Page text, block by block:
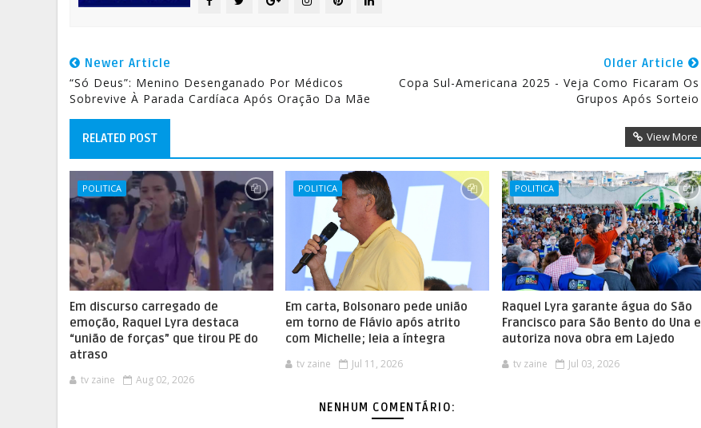
Newer Article
“Só Deus”: Menino Desenganado Por Médicos
Sobrevive À Parada Cardíaca Após Oração Da Mãe
Older Article
Copa Sul-Americana 2025 - Veja Como Ficaram Os
Grupos Após Sorteio
RELATED POST View More
POLITICA
Em discurso carregado de
emoção, Raquel Lyra destaca
“união de forças” que tirou PE do
atraso
tv zaine Aug 02, 2026
POLITICA
Em carta, Bolsonaro pede união
em torno de Flávio após atrito
com Michelle; leia a íntegra
tv zaine Jul 11, 2026
POLITICA
Raquel Lyra garante água do São
Francisco para São Bento do Una e
autoriza nova obra em Lajedo
tv zaine Jul 03, 2026
NENHUM COMENTÁRIO: